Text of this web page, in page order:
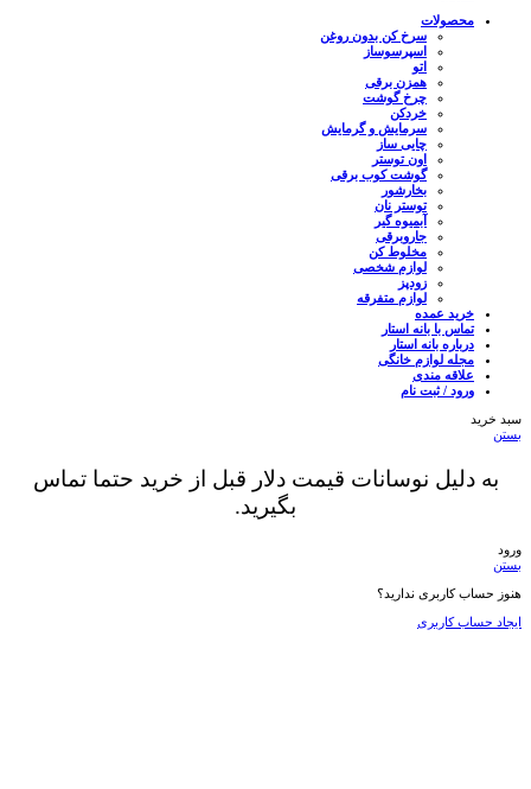
محصولات
سرخ کن بدون روغن
اسپرسوساز
اتو
همزن برقی
چرخ گوشت
خردکن
سرمایش و گرمایش
چایی ساز
اون توستر
گوشت کوب برقی
بخارشور
توستر نان
آبمیوه گیر
جاروبرقی
مخلوط کن
لوازم شخصی
زودپز
لوازم متفرقه
خرید عمده
تماس با بانه استار
درباره بانه استار
مجله لوازم خانگی
علاقه مندی
ورود / ثبت نام
سبد خرید
بستن
به دلیل نوسانات قیمت دلار قبل از خرید حتما تماس
بگیرید.
ورود
بستن
هنوز حساب کاربری ندارید؟
ایجاد حساب کاربری